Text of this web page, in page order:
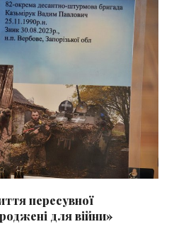
пересувної
для війни»